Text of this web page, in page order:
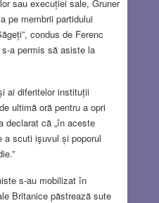
sau execuției sale, Gruner
pe membrii partidului
condus de Ferenc
a permis să asiste la
ai diferitelor instituții
ultimă oră pentru a opri
declarat că „în aceste
a scuti işuvul și poporul
s-au mobilizat în
Britanice păstrează sute